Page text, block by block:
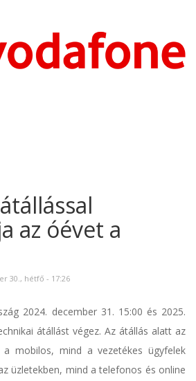
az óévet a
30., hétfő - 17:26
2024. december 31. 15:00 és 2025.
átállást végez. Az átállás alatt az
a mobilos, mind a vezetékes ügyfelek
üzletekben, mind a telefonos és online